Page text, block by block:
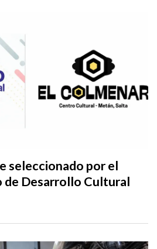
seleccionado por el
de Desarrollo Cultural